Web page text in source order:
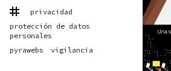
privacidad
protección de datos
personales
pyrawebs
vigilancia